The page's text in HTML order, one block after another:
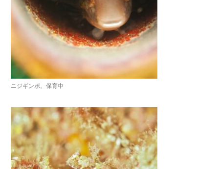
ニジギンポ。保育中